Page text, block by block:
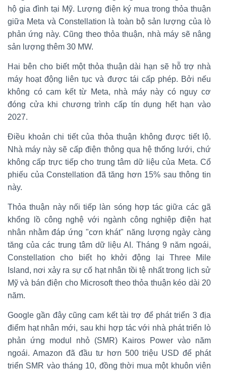
hộ gia đình tại Mỹ. Lượng điện ký mua trong thỏa thuận
giữa Meta và Constellation là toàn bộ sản lượng của lò
phản ứng này. Cũng theo thỏa thuận, nhà máy sẽ nâng
sản lượng thêm 30 MW.
Hai bên cho biết một thỏa thuận dài hạn sẽ hỗ trợ nhà
máy hoạt động liên tục và được tái cấp phép. Bởi nếu
không có cam kết từ Meta, nhà máy này có nguy cơ
đóng cửa khi chương trình cấp tín dụng hết hạn vào
2027.
Điều khoản chi tiết của thỏa thuận không được tiết lộ.
Nhà máy này sẽ cấp điện thông qua hệ thống lưới, chứ
không cấp trực tiếp cho trung tâm dữ liệu của Meta. Cổ
phiếu của Constellation đã tăng hơn 15% sau thông tin
này.
Thỏa thuận này nối tiếp làn sóng hợp tác giữa các gã
khổng lồ công nghệ với ngành công nghiệp điện hạt
nhân nhằm đáp ứng "cơn khát" năng lượng ngày càng
tăng của các trung tâm dữ liệu AI. Tháng 9 năm ngoái,
Constellation cho biết họ khởi động lại Three Mile
Island, nơi xảy ra sự cố hạt nhân tồi tệ nhất trong lịch sử
Mỹ và bán điện cho Microsoft theo thỏa thuận kéo dài 20
năm.
Google gần đây cũng cam kết tài trợ để phát triển 3 địa
điểm hạt nhân mới, sau khi hợp tác với nhà phát triển lò
phản ứng modul nhỏ (SMR) Kairos Power vào năm
ngoái. Amazon đã đầu tư hơn 500 triệu USD để phát
triển SMR vào tháng 10, đồng thời mua một khuôn viên